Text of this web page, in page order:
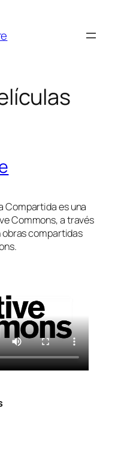
Compartidaes una
Commons, a través
compartidas